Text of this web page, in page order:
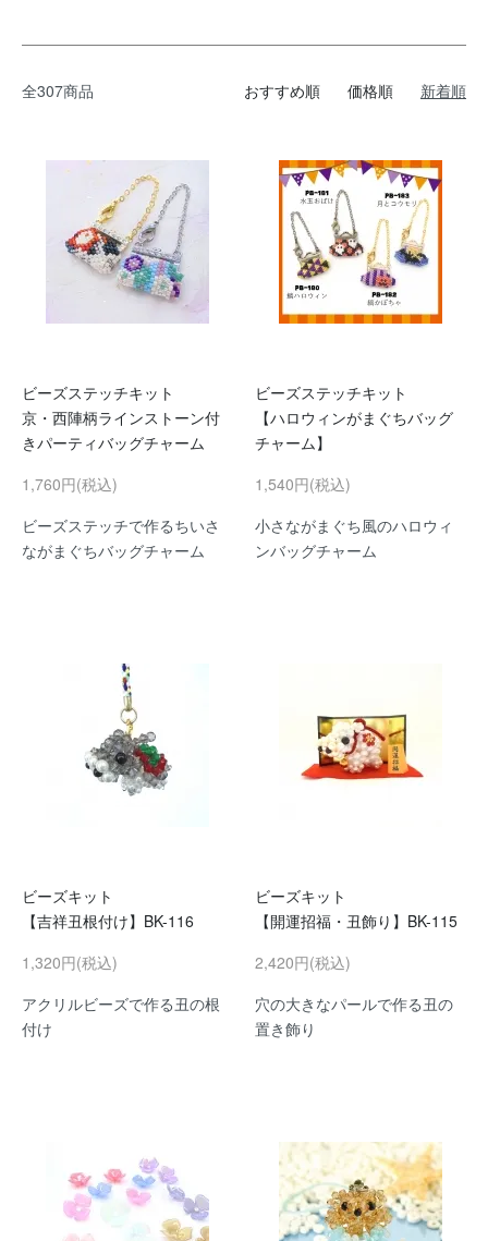
全307商品 おすすめ順 価格順 新着順
ビーズステッチキット
京・西陣柄ラインストーン付
きパーティバッグチャーム
1,760円(税込)
ビーズステッチで作るちいさ
ながまぐちバッグチャーム
ビーズステッチキット
【ハロウィンがまぐちバッグ
チャーム】
1,540円(税込)
小さながまぐち風のハロウィ
ンバッグチャーム
ビーズキット
【吉祥丑根付け】BK-116
1,320円(税込)
アクリルビーズで作る丑の根
付け
ビーズキット
【開運招福・丑飾り】BK-115
2,420円(税込)
穴の大きなパールで作る丑の
置き飾り